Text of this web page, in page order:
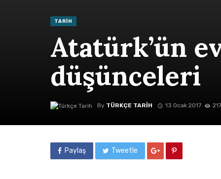
TARIH
Atatürk’ün
düşünceleri
By TÜRKÇE TARIH 13 Ocak 2017
Paylaş Tweetle